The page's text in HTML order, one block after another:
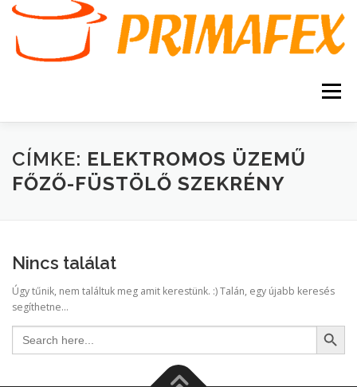
Tovább
tartalomhoz
Menü
KEZDŐOLDAL KAPCSOLAT TERMÉKEK
VÁSÁRLÁSI FELTÉTELEK
CÍMKE: ELEKTROMOS ÜZEMŰ
FŐZŐ-FÜSTÖLŐ SZEKRÉNY
Nincs találat
Úgy tűnik, nem találtuk meg amit kerestünk. :) Talán, egy újabb keresés
segíthetne...
Search
for:
Search Button